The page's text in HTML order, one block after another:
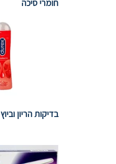
חומרי סיכה
בדיקות הריון וביוץ